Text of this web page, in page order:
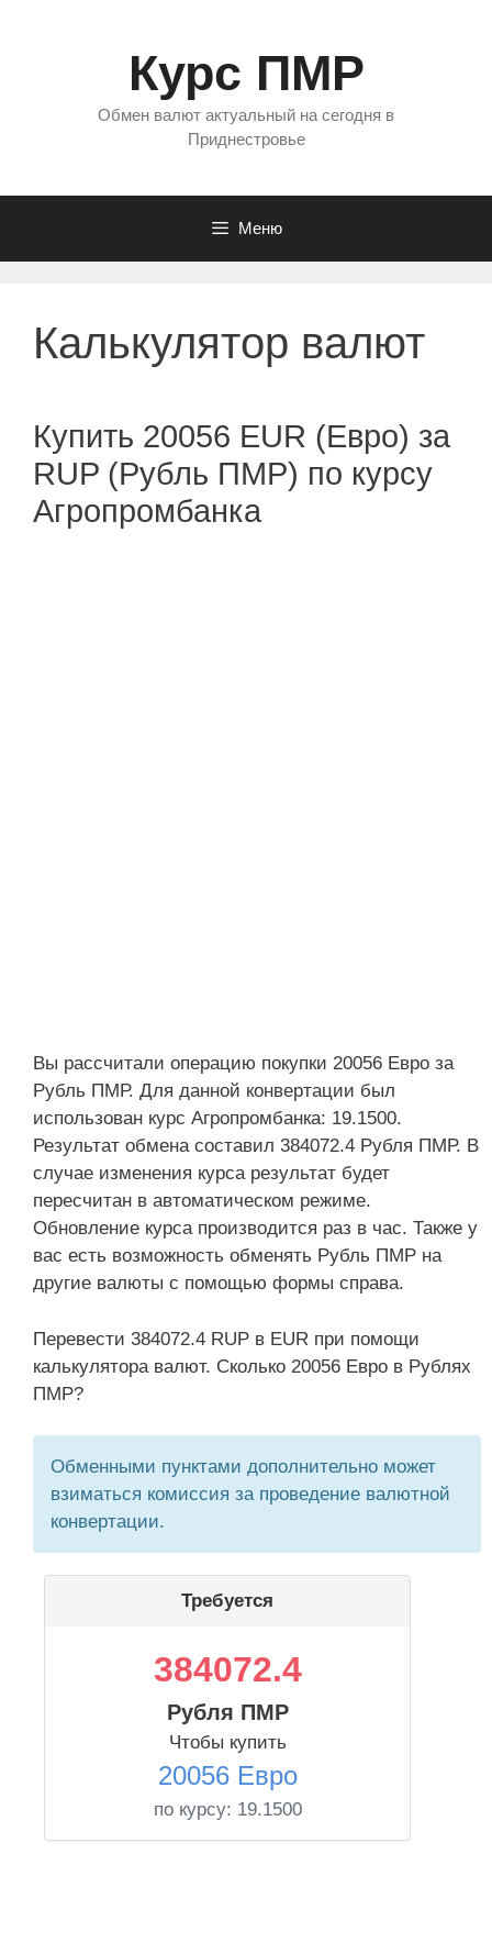
Курс ПМР
Обмен валют актуальный на сегодня в
Приднестровье
Меню
Калькулятор валют
Купить 20056 EUR (Евро) за
RUP (Рубль ПМР) по курсу
Агропромбанка
Вы рассчитали операцию покупки 20056 Евро за
Рубль ПМР. Для данной конвертации был
использован курс Агропромбанка: 19.1500.
Результат обмена составил 384072.4 Рубля ПМР. В
случае изменения курса результат будет
пересчитан в автоматическом режиме.
Обновление курса производится раз в час. Также у
вас есть возможность обменять Рубль ПМР на
другие валюты с помощью формы справа.
Перевести 384072.4 RUP в EUR при помощи
калькулятора валют. Сколько 20056 Евро в Рублях
ПМР?
Обменными пунктами дополнительно может
взиматься комиссия за проведение валютной
конвертации.
Требуется
384072.4
Рубля ПМР
Чтобы купить
20056 Евро
по курсу: 19.1500